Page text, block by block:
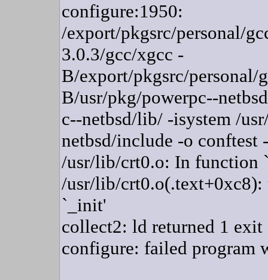
configure:1950:
/export/pkgsrc/personal/
3.0.3/gcc/xgcc -
B/export/pkgsrc/
B/usr/pkg/powerpc--
c--netbsd/lib/ -isystem /
netbsd/include -o conftest
/usr/lib/crt0.o: In function
/usr/lib/crt0.o(.text+0xc8):
`_init'
collect2: ld returned 1 exit
configure: failed program